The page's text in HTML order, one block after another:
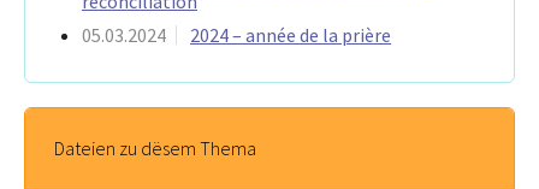
05.03.2024
2024 – année de la prière
Dateien zu dësem Thema